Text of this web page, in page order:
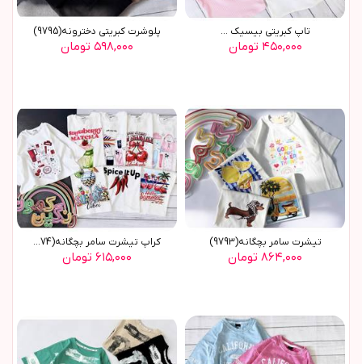
تاپ کبریتی بیسیک ...
۴۵۰,۰۰۰ تومان
پلوشرت کبریتی دخترونه(9795)
۵۹۸,۰۰۰ تومان
تیشرت سامر بچگانه(9793)
۸۶۴,۰۰۰ تومان
کراپ تیشرت سامر بچگانه(9774)
۶۱۵,۰۰۰ تومان